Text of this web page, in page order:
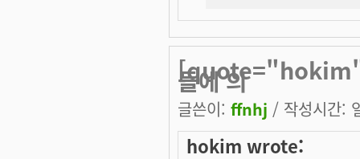
[quote="hokim"]
들에 의
글쓴이: ffnhj / 작성시간:
hokim wrote: